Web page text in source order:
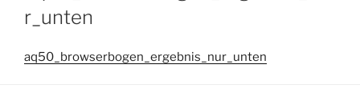
r_unten
aq50_browserbogen_ergebnis_nur_unten